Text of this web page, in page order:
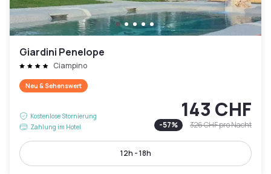
Giardini Penelope
Ciampino
Neu & Sehenswert
Kostenlose Stornierung
Zahlung im Hotel
143 CHF
-57% 326 CHFpro Nacht
12h - 18h